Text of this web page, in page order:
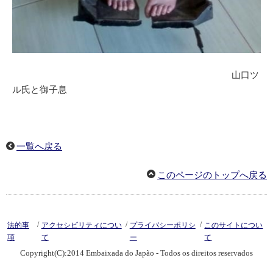
山口ツ
ル氏と御子息
一覧へ戻る
このページのトップへ戻る
法的事
項
/ アクセシビリティについ
て
/ プライバシーポリシ
ー
/ このサイトについ
て
Copyright(C):2014 Embaixada do Japão - Todos os direitos reservados